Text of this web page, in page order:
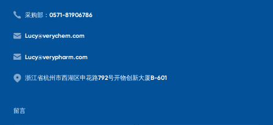
采购部：0571-81906786
Lucy@verychem.com
Lucy@verypharm.com
浙江省杭州市西湖区申花路792号开物创新大厦B-601
留言